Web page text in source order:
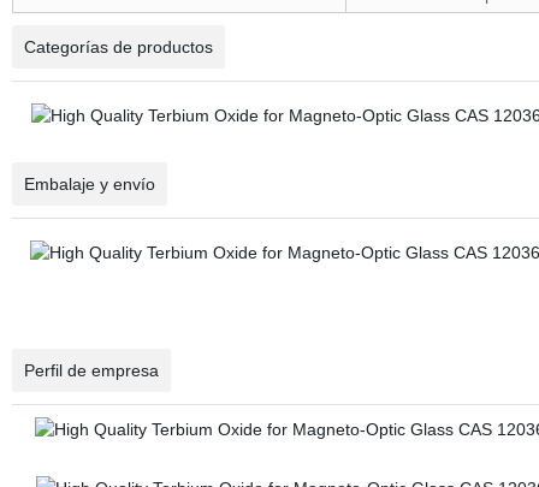
Categorías de productos
Embalaje y envío
Perfil de empresa